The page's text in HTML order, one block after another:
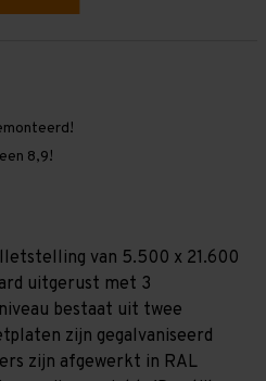
8,9!
van 5.500 x 21.600
uitgerust met 3
bestaat uit twee
zijn gegalvaniseerd
zijn afgewerkt in RAL